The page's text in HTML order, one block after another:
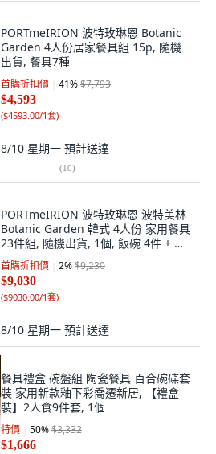
PORTmeIRION 波特玫琳恩 Botanic
Garden 4人份居家餐具組 15p, 隨機
出貨, 餐具7種
首購折扣價 41%$7,793
$4,593
($4593.00/1套)
8/10 星期一 預計送達
(10)
PORTmeIRION 波特玫琳恩 波特美林
Botanic Garden 韓式 4人份 家用餐具
23件組, 隨機出貨, 1個, 飯碗 4件 + 湯
碗 4件 + 大盤 + 中盤 + 小盤 + 小菜碟
2件 + 新碗 2件 + 義大利麵碗 2件 + 焗
烤盅 2件 + 迷你方盤 4件
首購折扣價 2%$9,230
$9,030
($9030.00/1套)
8/10 星期一 預計送達
餐具禮盒 碗盤組 陶瓷餐具 百合碗碟套
裝 家用新款釉下彩喬遷新居, 【禮盒
裝】2人食9件套, 1個
特價 50%$3,332
$1,666